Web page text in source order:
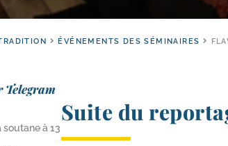
ÉVÉNEMENTS DES SÉMINAIRES
Telegram
soutane à 13
Suite du